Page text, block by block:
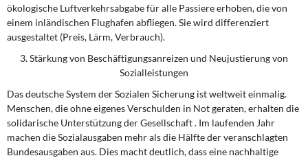
ökologische Luftverkehrsabgabe für alle Passiere erhoben, die von
einem inländischen Flughafen abfliegen. Sie wird differenziert
ausgestaltet (Preis, Lärm, Verbrauch).
3. Stärkung von Beschäftigungsanreizen und Neujustierung von
Sozialleistungen
Das deutsche System der Sozialen Sicherung ist weltweit einmalig.
Menschen, die ohne eigenes Verschulden in Not geraten, erhalten die
solidarische Unterstützung der Gesellschaft . Im laufenden Jahr
machen die Sozialausgaben mehr als die Hälfte der veranschlagten
Bundesausgaben aus. Dies macht deutlich, dass eine nachhaltige